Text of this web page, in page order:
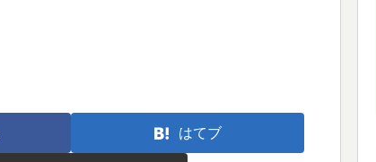
はてブ